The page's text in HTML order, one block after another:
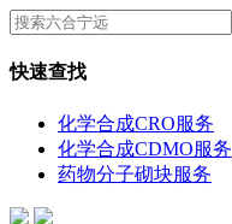
快速查找
化学合成CRO服务
化学合成CDMO服务
药物分子砌块服务